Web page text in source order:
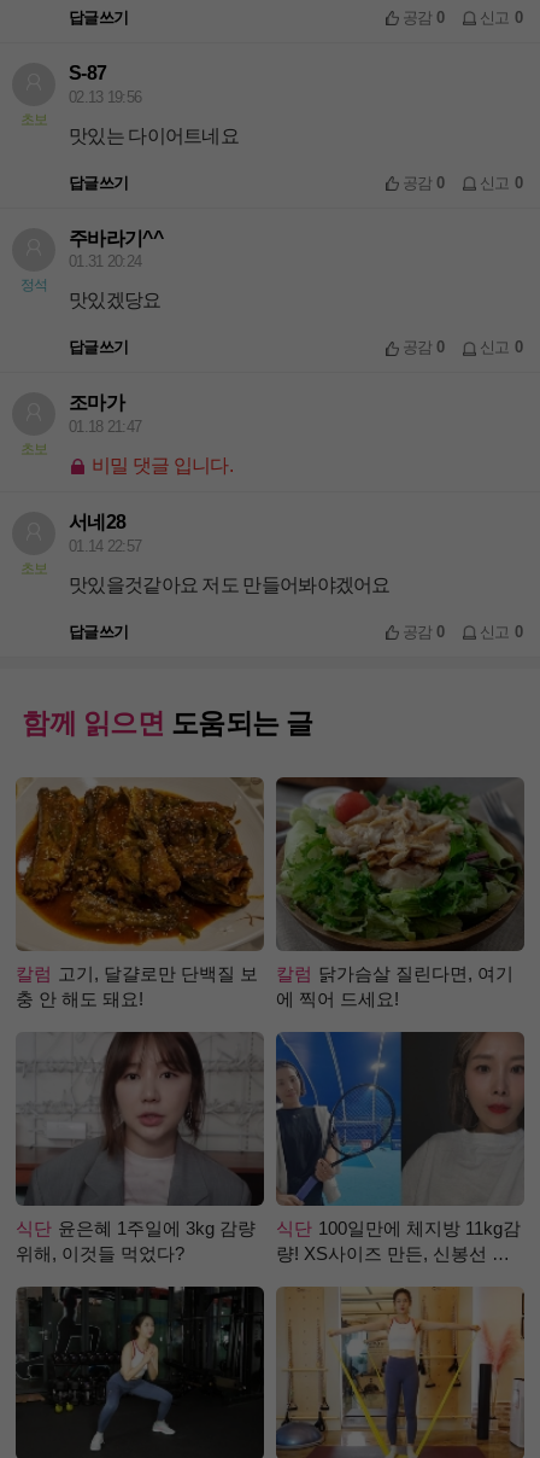
답글쓰기 공감0 신고 0
초보
S-87
02.13 19:56
맛있는 다이어트네요
답글쓰기 공감0 신고 0
정석
주바라기^^
01.31 20:24
맛있겠당요
답글쓰기 공감0 신고 0
초보
조마가
01.18 21:47
비밀 댓글 입니다.
초보
서네28
01.14 22:57
맛있을것같아요 저도 만들어봐야겠어요
답글쓰기 공감0 신고 0
함께 읽으면 도움되는 글
칼럼 고기, 달걀로만 단백질 보
충 안 해도 돼요!
칼럼 닭가슴살 질린다면, 여기
에 찍어 드세요!
식단 윤은혜 1주일에 3kg 감량
위해, 이것들 먹었다?
식단 100일만에 체지방 11kg감
량! XS사이즈 만든, 신봉선 식